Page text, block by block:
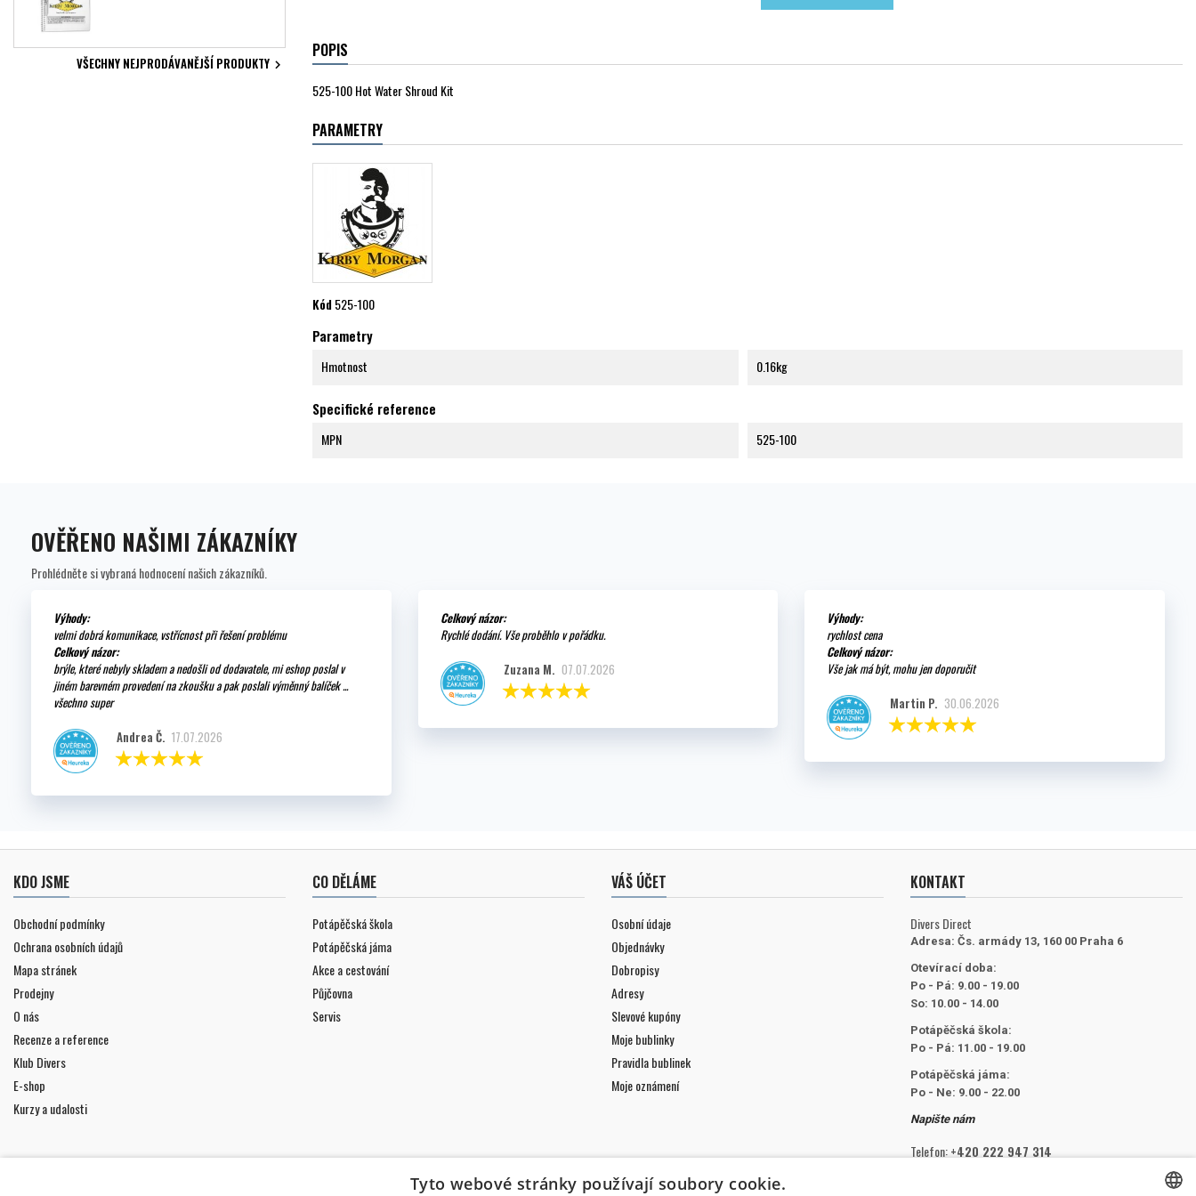
VŠECHNY NEJPRODÁVANĚJŠÍ PRODUKTY 
POPIS
525-100 Hot Water Shroud Kit
PARAMETRY
Kód525-100
Parametry
Hmotnost 0.16kg
Specifické reference
MPN 525-100
OVĚŘENO NAŠIMI ZÁKAZNÍKY
Prohlédněte si vybraná hodnocení našich zákazníků.
Výhody:
velmi dobrá komunikace, vstřícnost při řešení problému
Celkový názor:
brýle, které nebyly skladem a nedošli od dodavatele, mi eshop poslal v
jiném barevném provedení na zkoušku a pak poslali výměnný balíček ...
všechno super
Andrea Č. 17.07.2026
Celkový názor:
Rychlé dodání. Vše proběhlo v pořádku.
Zuzana M. 07.07.2026
Výhody:
rychlost cena
Celkový názor:
Vše jak má být, mohu jen doporučit
Martin P. 30.06.2026
KDO JSME
Obchodní podmínky
Ochrana osobních údajů
Mapa stránek
Prodejny
O nás
Recenze a reference
Klub Divers
E-shop
Kurzy a udalosti
CO DĚLÁME
Potápěčská škola
Potápěčská jáma
Akce a cestování
Půjčovna
Servis
VÁŠ ÚČET
Osobní údaje
Objednávky
Dobropisy
Adresy
Slevové kupóny
Moje bublinky
Pravidla bublinek
Moje oznámení
KONTAKT
Divers Direct
Adresa: Čs. armády 13, 160 00 Praha 6
Otevírací doba:
Po - Pá: 9.00 - 19.00
So: 10.00 - 14.00
Potápěčská škola:
Po - Pá: 11.00 - 19.00
Potápěčská jáma:
Po - Ne: 9.00 - 22.00
Napište nám
Telefon:+420 222 947 314
Tyto webové stránky používají soubory cookie.